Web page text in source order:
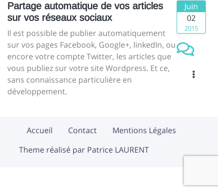
Partage automatique de vos articles
sur vos réseaux sociaux
Il est possible de publier automatiquement
sur vos pages Facebook, Google+, linkedIn, ou
encore votre compte Twitter, les articles que
vous publiez sur votre site Wordpress. Et ce,
sans connaissance particulière en
développement.
Juin
02
2015
Accueil Contact
Mentions Légales
Theme réalisé par Patrice LAURENT